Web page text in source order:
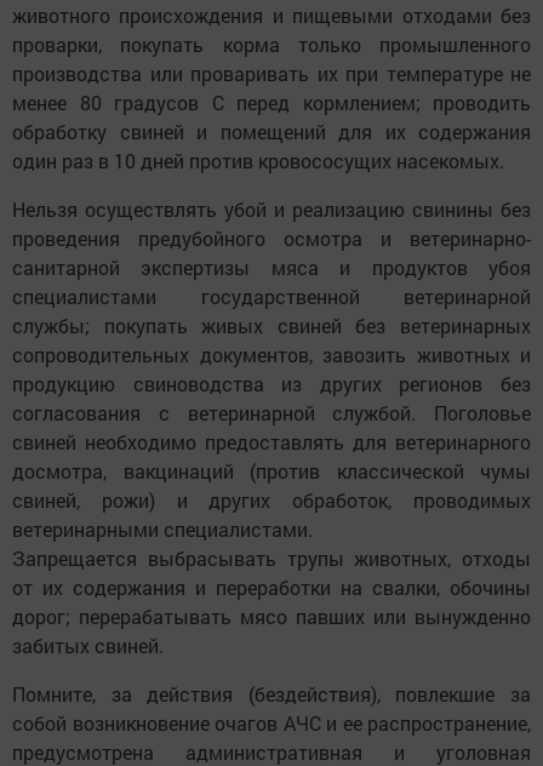
животного происхождения и пищевыми отходами без
проварки, покупать корма только промышленного
производства или проваривать их при температуре не
менее 80 градусов С перед кормлением; проводить
обработку свиней и помещений для их содержания
один раз в 10 дней против кровососущих насекомых.
Нельзя осуществлять убой и реализацию свинины без
проведения предубойного осмотра и ветеринарно-
санитарной экспертизы мяса и продуктов убоя
специалистами государственной ветеринарной
службы; покупать живых свиней без ветеринарных
сопроводительных документов, завозить животных и
продукцию свиноводства из других регионов без
согласования с ветеринарной службой. Поголовье
свиней необходимо предоставлять для ветеринарного
досмотра, вакцинаций (против классической чумы
свиней, рожи) и других обработок, проводимых
ветеринарными специалистами.
Запрещается выбрасывать трупы животных, отходы
от их содержания и переработки на свалки, обочины
дорог; перерабатывать мясо павших или вынужденно
забитых свиней.
Помните, за действия (бездействия), повлекшие за
собой возникновение очагов АЧС и ее распространение,
предусмотрена административная и уголовная